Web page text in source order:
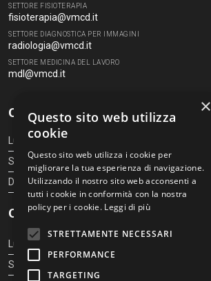
SETTORE FISIOTERAPIA
fisioterapia@vmcd.it
SETTORE DIAGNOSTICA PER IMMAGINI
radiologia@vmcd.it
SETTORE MEDICINA DEL LAVORO
mdl@vmcd.it
Orari Centro Diagnostico
Lunedì - Venerdì
Sabato
Domenica
Orari Centro Diagnostico
Lunedì - Venerdì
Sabato
×
Questo sito web utilizza
cookie
Questo sito web utilizza i cookie per
migliorare la tua esperienza di navigazione.
Utilizzando il nostro sito web acconsenti a
tutti i cookie in conformità con la nostra
policy per i cookie. Leggi di più
STRETTAMENTE NECESSARI
PERFORMANCE
TARGETING